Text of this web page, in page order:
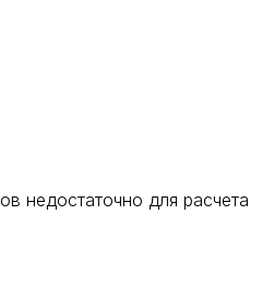
недостаточно для расчета